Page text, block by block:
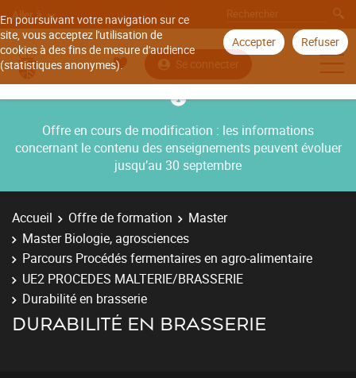
En poursuivant votre navigation sur ce
site, vous acceptez l'utilisation de
cookies à des fins de mesure d'audience
(statistiques anonymes).
Accepter Refuser
Aller à
Se connecter
Offre en cours de modification : les informations
concernant le contenu des enseignements peuvent évoluer
jusqu’au 30 septembre
Accueil Offre de formation
Master
Master Biologie, agrosciences
Parcours Procédés fermentaires en agro-alimentaire
UE2 PROCEDES MALTERIE/BRASSERIE
Durabilité en brasserie
DURABILITÉ EN BRASSERIE